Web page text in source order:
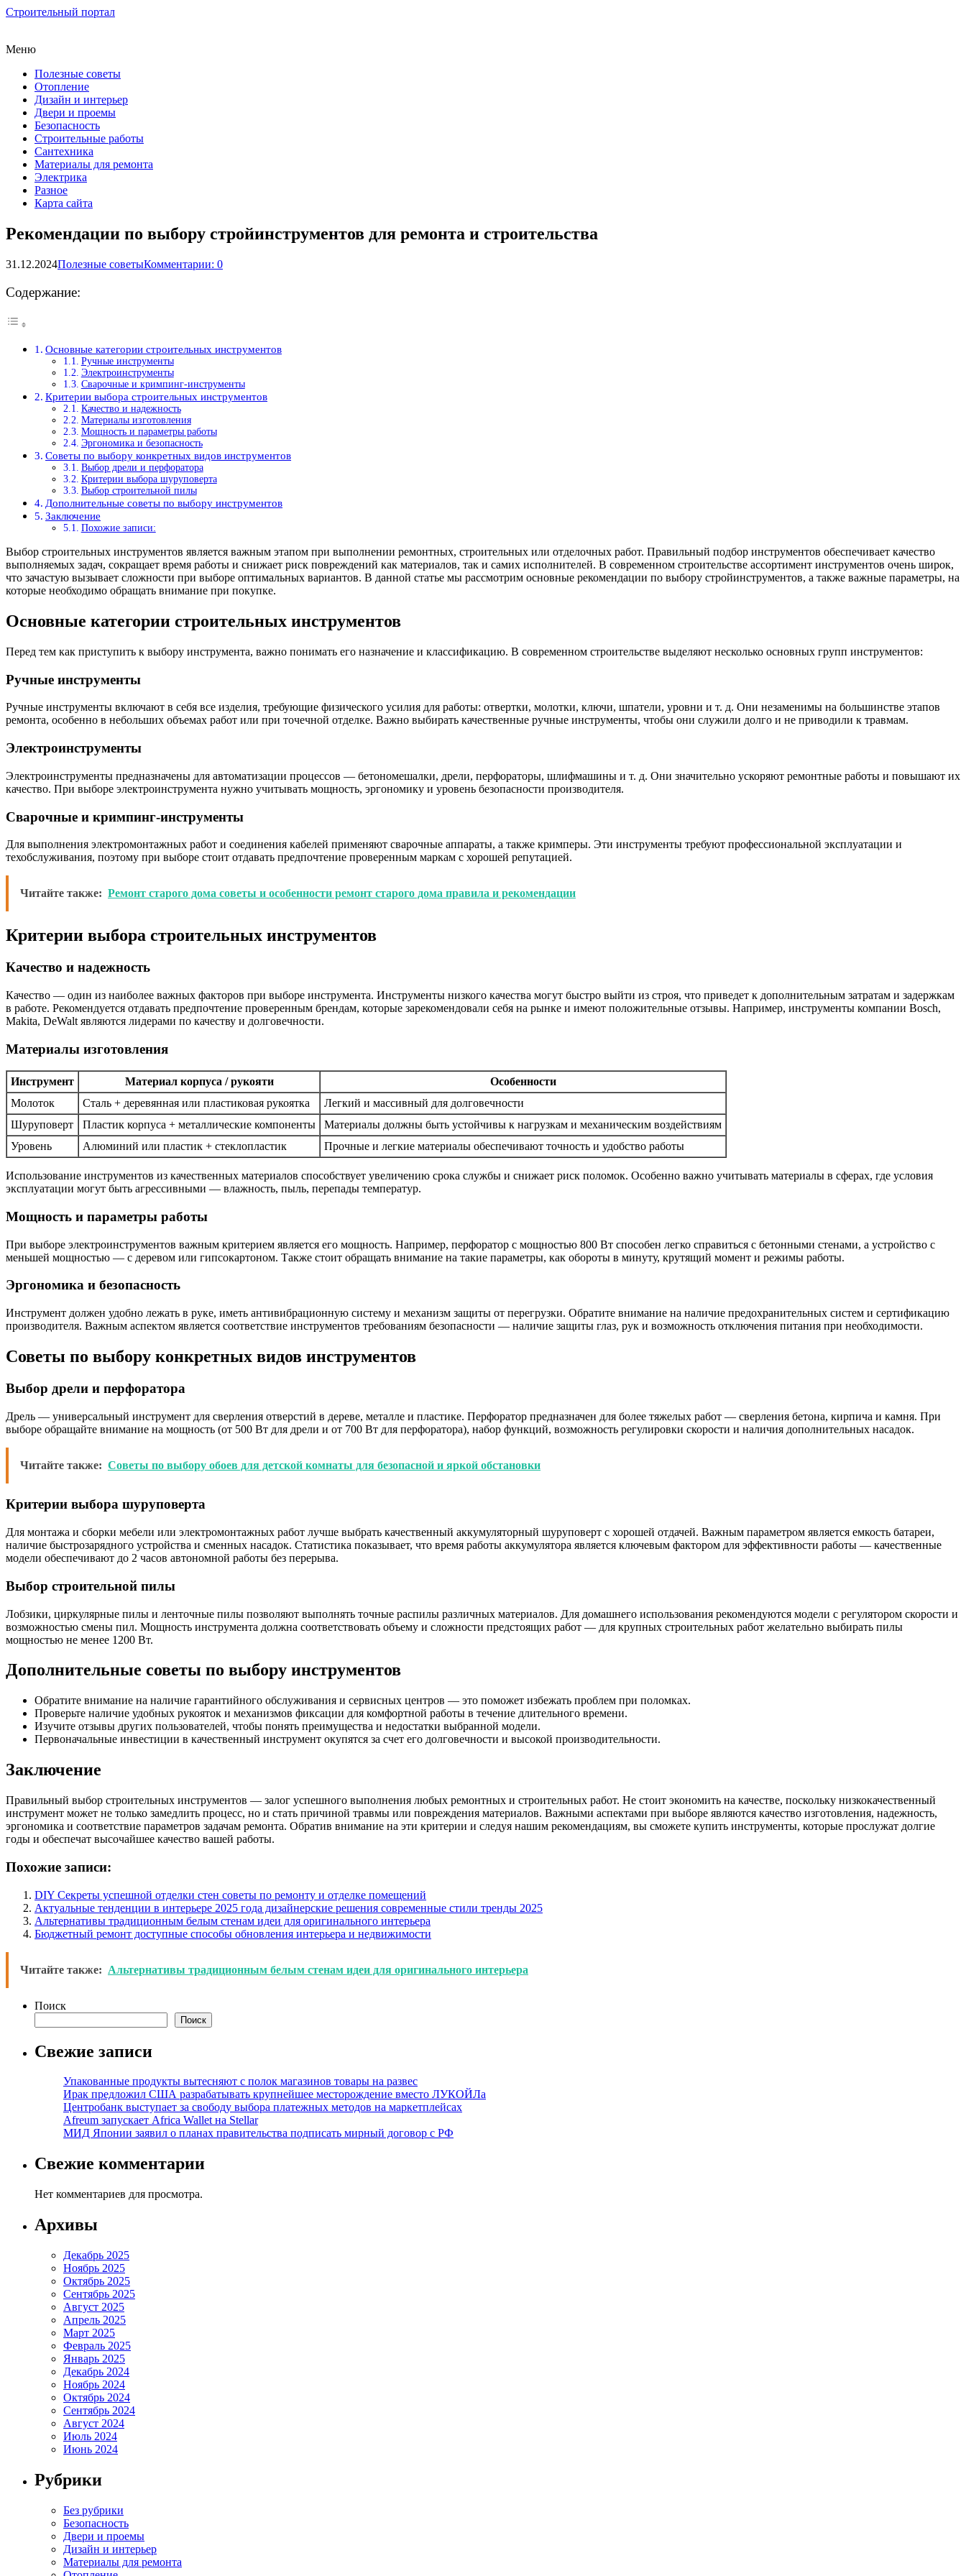
Строительный портал
Меню
Полезные советы
Отопление
Дизайн и интерьер
Двери и проемы
Безопасность
Строительные работы
Сантехника
Материалы для ремонта
Электрика
Разное
Карта сайта
Рекомендации по выбору стройинструментов для ремонта и строительства
31.12.2024Полезные советыКомментарии: 0
Содержание:
Основные категории строительных инструментов
Ручные инструменты
Электроинструменты
Сварочные и кримпинг-инструменты
Критерии выбора строительных инструментов
Качество и надежность
Материалы изготовления
Мощность и параметры работы
Эргономика и безопасность
Советы по выбору конкретных видов инструментов
Выбор дрели и перфоратора
Критерии выбора шуруповерта
Выбор строительной пилы
Дополнительные советы по выбору инструментов
Заключение
Похожие записи:
Выбор строительных инструментов является важным этапом при выполнении ремонтных, строительных или отделочных работ. Правильный подбор инструментов обеспечивает качество
выполняемых задач, сокращает время работы и снижает риск повреждений как материалов, так и самих исполнителей. В современном строительстве ассортимент инструментов очень широк,
что зачастую вызывает сложности при выборе оптимальных вариантов. В данной статье мы рассмотрим основные рекомендации по выбору стройинструментов, а также важные параметры, на
которые необходимо обращать внимание при покупке.
Основные категории строительных инструментов
Перед тем как приступить к выбору инструмента, важно понимать его назначение и классификацию. В современном строительстве выделяют несколько основных групп инструментов:
Ручные инструменты
Ручные инструменты включают в себя все изделия, требующие физического усилия для работы: отвертки, молотки, ключи, шпатели, уровни и т. д. Они незаменимы на большинстве этапов
ремонта, особенно в небольших объемах работ или при точечной отделке. Важно выбирать качественные ручные инструменты, чтобы они служили долго и не приводили к травмам.
Электроинструменты
Электроинструменты предназначены для автоматизации процессов — бетономешалки, дрели, перфораторы, шлифмашины и т. д. Они значительно ускоряют ремонтные работы и повышают их
качество. При выборе электроинструмента нужно учитывать мощность, эргономику и уровень безопасности производителя.
Сварочные и кримпинг-инструменты
Для выполнения электромонтажных работ и соединения кабелей применяют сварочные аппараты, а также кримперы. Эти инструменты требуют профессиональной эксплуатации и
техобслуживания, поэтому при выборе стоит отдавать предпочтение проверенным маркам с хорошей репутацией.
Читайте также: Ремонт старого дома советы и особенности ремонт старого дома правила и рекомендации
Критерии выбора строительных инструментов
Качество и надежность
Качество — один из наиболее важных факторов при выборе инструмента. Инструменты низкого качества могут быстро выйти из строя, что приведет к дополнительным затратам и задержкам
в работе. Рекомендуется отдавать предпочтение проверенным брендам, которые зарекомендовали себя на рынке и имеют положительные отзывы. Например, инструменты компании Bosch,
Makita, DeWalt являются лидерами по качеству и долговечности.
Материалы изготовления
Инструмент Материал корпуса / рукояти
Особенности
Молоток
Сталь + деревянная или пластиковая рукоятка
Легкий и массивный для долговечности
Шуруповерт
Пластик корпуса + металлические компоненты
Материалы должны быть устойчивы к нагрузкам и механическим воздействиям
Уровень
Алюминий или пластик + стеклопластик Прочные и легкие материалы обеспечивают точность и удобство работы
Использование инструментов из качественных материалов способствует увеличению срока службы и снижает риск поломок. Особенно важно учитывать материалы в сферах, где условия
эксплуатации могут быть агрессивными — влажность, пыль, перепады температур.
Мощность и параметры работы
При выборе электроинструментов важным критерием является его мощность. Например, перфоратор с мощностью 800 Вт способен легко справиться с бетонными стенами, а устройство с
меньшей мощностью — с деревом или гипсокартоном. Также стоит обращать внимание на такие параметры, как обороты в минуту, крутящий момент и режимы работы.
Эргономика и безопасность
Инструмент должен удобно лежать в руке, иметь антивибрационную систему и механизм защиты от перегрузки. Обратите внимание на наличие предохранительных систем и сертификацию
производителя. Важным аспектом является соответствие инструментов требованиям безопасности — наличие защиты глаз, рук и возможность отключения питания при необходимости.
Советы по выбору конкретных видов инструментов
Выбор дрели и перфоратора
Дрель — универсальный инструмент для сверления отверстий в дереве, металле и пластике. Перфоратор предназначен для более тяжелых работ — сверления бетона, кирпича и камня. При
выборе обращайте внимание на мощность (от 500 Вт для дрели и от 700 Вт для перфоратора), набор функций, возможность регулировки скорости и наличия дополнительных насадок.
Читайте также: Советы по выбору обоев для детской комнаты для безопасной и яркой обстановки
Критерии выбора шуруповерта
Для монтажа и сборки мебели или электромонтажных работ лучше выбрать качественный аккумуляторный шуруповерт с хорошей отдачей. Важным параметром является емкость батареи,
наличие быстрозарядного устройства и сменных насадок. Статистика показывает, что время работы аккумулятора является ключевым фактором для эффективности работы — качественные
модели обеспечивают до 2 часов автономной работы без перерыва.
Выбор строительной пилы
Лобзики, циркулярные пилы и ленточные пилы позволяют выполнять точные распилы различных материалов. Для домашнего использования рекомендуются модели с регулятором скорости и
возможностью смены пил. Мощность инструмента должна соответствовать объему и сложности предстоящих работ — для крупных строительных работ желательно выбирать пилы
мощностью не менее 1200 Вт.
Дополнительные советы по выбору инструментов
Обратите внимание на наличие гарантийного обслуживания и сервисных центров — это поможет избежать проблем при поломках.
Проверьте наличие удобных рукояток и механизмов фиксации для комфортной работы в течение длительного времени.
Изучите отзывы других пользователей, чтобы понять преимущества и недостатки выбранной модели.
Первоначальные инвестиции в качественный инструмент окупятся за счет его долговечности и высокой производительности.
Заключение
Правильный выбор строительных инструментов — залог успешного выполнения любых ремонтных и строительных работ. Не стоит экономить на качестве, поскольку низкокачественный
инструмент может не только замедлить процесс, но и стать причиной травмы или повреждения материалов. Важными аспектами при выборе являются качество изготовления, надежность,
эргономика и соответствие параметров задачам ремонта. Обратив внимание на эти критерии и следуя нашим рекомендациям, вы сможете купить инструменты, которые прослужат долгие
годы и обеспечат высочайшее качество вашей работы.
Похожие записи:
DIY Секреты успешной отделки стен советы по ремонту и отделке помещений
Актуальные тенденции в интерьере 2025 года дизайнерские решения современные стили тренды 2025
Альтернативы традиционным белым стенам идеи для оригинального интерьера
Бюджетный ремонт доступные способы обновления интерьера и недвижимости
Читайте также: Альтернативы традиционным белым стенам идеи для оригинального интерьера
Поиск
Поиск
Свежие записи
Упакованные продукты вытесняют с полок магазинов товары на развес
Ирак предложил США разрабатывать крупнейшее месторождение вместо ЛУКОЙЛа
Центробанк выступает за свободу выбора платежных методов на маркетплейсах
Afreum запускает Africa Wallet на Stellar
МИД Японии заявил о планах правительства подписать мирный договор с РФ
Свежие комментарии
Нет комментариев для просмотра.
Архивы
Декабрь 2025
Ноябрь 2025
Октябрь 2025
Сентябрь 2025
Август 2025
Апрель 2025
Март 2025
Февраль 2025
Январь 2025
Декабрь 2024
Ноябрь 2024
Октябрь 2024
Сентябрь 2024
Август 2024
Июль 2024
Июнь 2024
Рубрики
Без рубрики
Безопасность
Двери и проемы
Дизайн и интерьер
Материалы для ремонта